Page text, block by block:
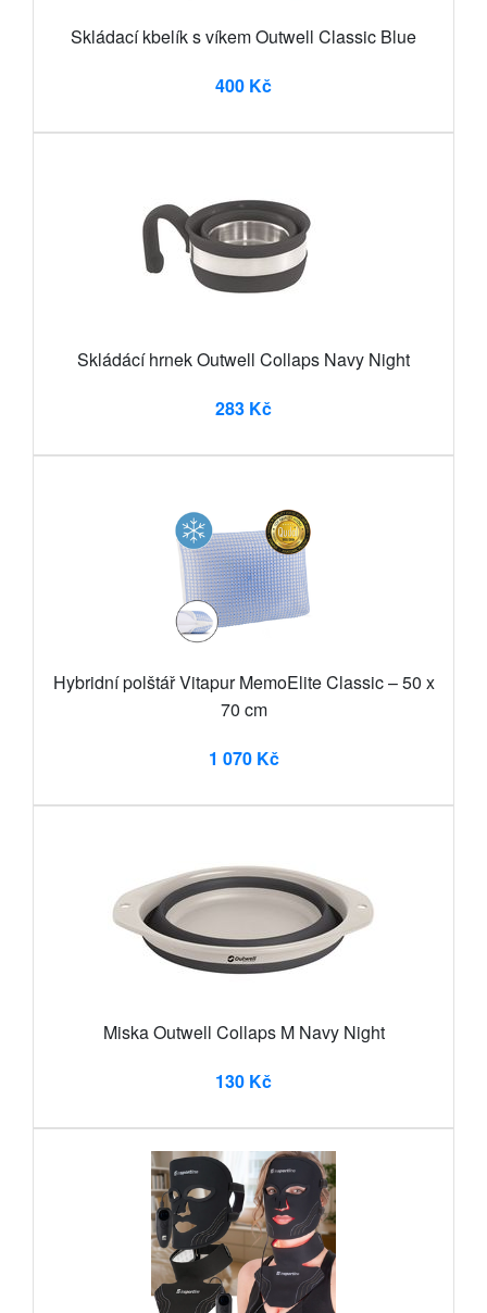
Skládací kbelík s víkem Outwell Classic Blue
400 Kč
Skládácí hrnek Outwell Collaps Navy Night
283 Kč
Hybridní polštář Vitapur MemoElite Classic – 50 x
70 cm
1 070 Kč
Miska Outwell Collaps M Navy Night
130 Kč